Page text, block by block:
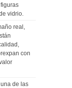
vidrio.
real,
con
de las